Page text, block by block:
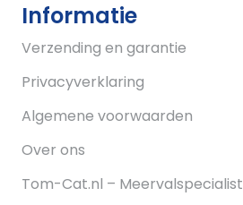
Informatie
Verzending en garantie
Privacyverklaring
Algemene voorwaarden
Over ons
Tom-Cat.nl – Meervalspecialist